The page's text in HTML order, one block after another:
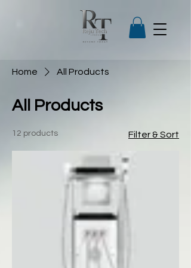
Home All Products
All Products
12 products Filter & Sort